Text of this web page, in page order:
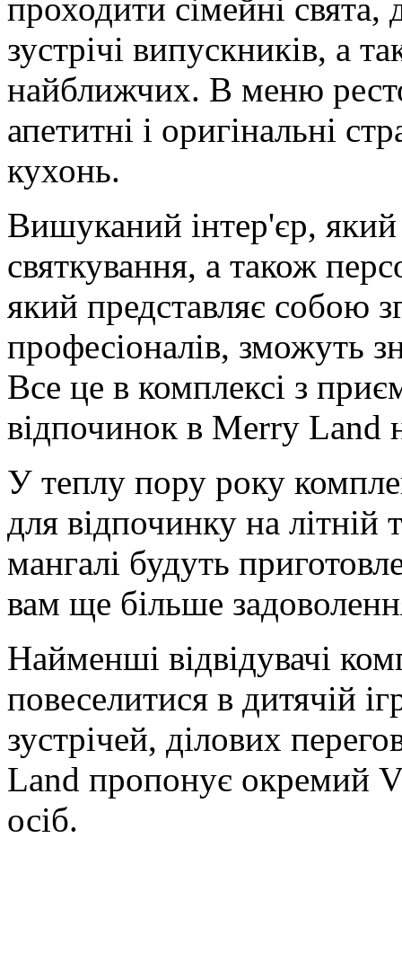
проходити сімейні
зустрічі випускників, а
найближчих. В меню
апетитні і оригінальні
кухонь.
Вишуканий інтер'єр, який
святкування, а також
який представляє собою
професіоналів, зможуть
Все це в комплексі з
відпочинок в Merry Land
У теплу пору року
для відпочинку на літній
мангалі будуть
вам ще більше
Найменші відвідувачі
повеселитися в дитячій
зустрічей, ділових
Land пропонує окремий
осіб.